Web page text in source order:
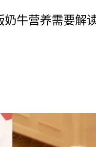
奶牛营养需要解